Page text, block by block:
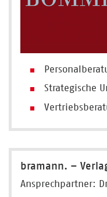
Strategische
bramann. –
Ansprechpartner: